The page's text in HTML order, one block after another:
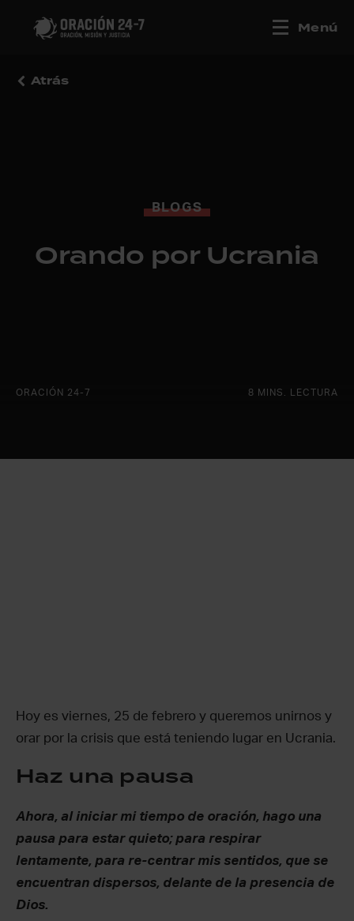
Menú
Atrás
BLOGS
Orando por Ucrania
ORACIÓN 24-7 8 MINS. LECTURA
Hoy es viernes, 25 de febrero y queremos unirnos y
orar por la crisis que está teniendo lugar en Ucrania.
Haz una pausa
Ahora, al iniciar mi tiempo de oración, hago una
pausa para estar quieto; para respirar
lentamente, para re-centrar mis sentidos, que se
encuentran dispersos, delante de la presencia de
Dios.